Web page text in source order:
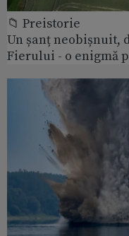
📁 Preistorie
Un șanț neobișnuit,
Fierului - o enigmă